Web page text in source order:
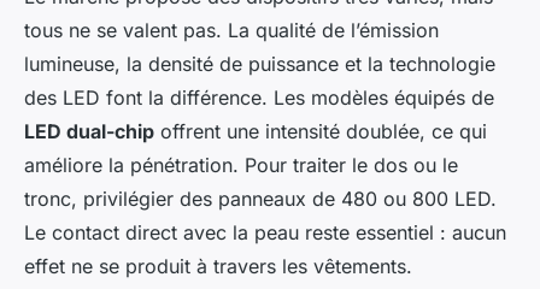
tous ne se valent pas. La qualité de l’émission
lumineuse, la densité de puissance et la technologie
des LED font la différence. Les modèles équipés de
LED dual-chip offrent une intensité doublée, ce qui
améliore la pénétration. Pour traiter le dos ou le
tronc, privilégier des panneaux de 480 ou 800 LED.
Le contact direct avec la peau reste essentiel : aucun
effet ne se produit à travers les vêtements.